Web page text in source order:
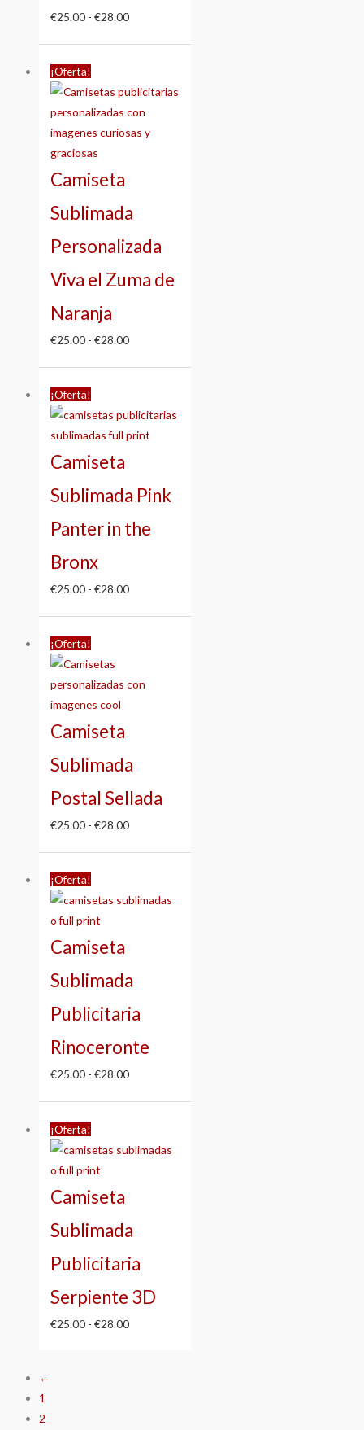
€25.00 - €28.00
¡Oferta!
Camiseta
Sublimada
Personalizada
Viva el Zuma de
Naranja
€25.00 - €28.00
precios:
desde
€25.00
¡Oferta!
Camiseta
Sublimada Pink
Panter in the
Bronx
€25.00 - €28.00
precios:
desde
€28.00
¡Oferta!
Camiseta
Sublimada
Postal Sellada
€25.00 - €28.00
desde
¡Oferta!
Camiseta
Sublimada
Publicitaria
Rinoceronte
€25.00 - €28.00
precios:
€28.00
¡Oferta!
Camiseta
Sublimada
Publicitaria
Serpiente 3D
€25.00 - €28.00
precios:
€28.00
←
1
2